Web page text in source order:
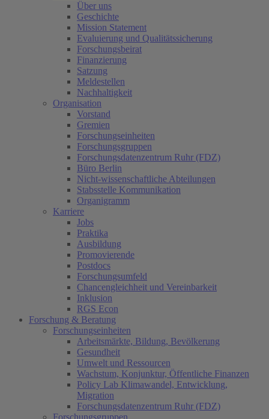
Über uns
Geschichte
Mission Statement
Evaluierung und Qualitätssicherung
Forschungsbeirat
Finanzierung
Satzung
Meldestellen
Nachhaltigkeit
Organisation
Vorstand
Gremien
Forschungseinheiten
Forschungsgruppen
Forschungsdatenzentrum Ruhr (FDZ)
Büro Berlin
Nicht-wissenschaftliche Abteilungen
Stabsstelle Kommunikation
Organigramm
Karriere
Jobs
Praktika
Ausbildung
Promovierende
Postdocs
Forschungsumfeld
Chancengleichheit und Vereinbarkeit
Inklusion
RGS Econ
Forschung & Beratung
Forschungseinheiten
Arbeitsmärkte, Bildung, Bevölkerung
Gesundheit
Umwelt und Ressourcen
Wachstum, Konjunktur, Öffentliche Finanzen
Policy Lab Klimawandel, Entwicklung,
Migration
Forschungsdatenzentrum Ruhr (FDZ)
Forschungsgruppen